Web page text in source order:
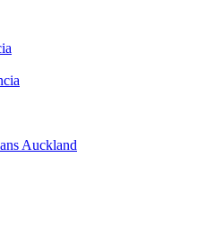
Auckland